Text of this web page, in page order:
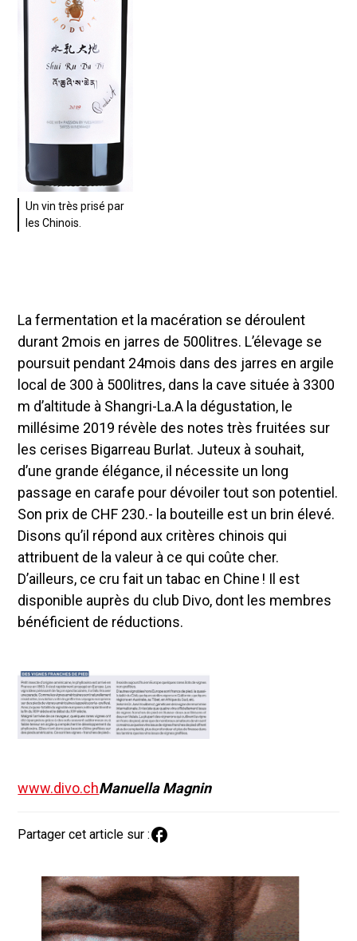
Un vin très prisé par
les Chinois.
La fermentation et la macération se déroulent
durant 2mois en jarres de 500litres. L’élevage se
poursuit pendant 24mois dans des jarres en argile
local de 300 à 500litres, dans la cave située à 3300
m d’altitude à Shangri-La.A la dégustation, le
millésime 2019 révèle des notes très fruitées sur
les cerises Bigarreau Burlat. Juteux à souhait,
d’une grande élégance, il nécessite un long
passage en carafe pour dévoiler tout son potentiel.
Son prix de CHF 230.- la bouteille est un brin élevé.
Disons qu’il répond aux critères chinois qui
attribuent de la valeur à ce qui coûte cher.
D’ailleurs, ce cru fait un tabac en Chine ! Il est
disponible auprès du club Divo, dont les membres
bénéficient de réductions.
www.divo.chManuella Magnin
Partager cet article sur :